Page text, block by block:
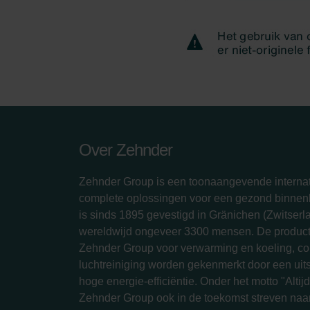
Over Zehnder
Zehnder Group is een toonaangevende
complete oplossingen voor een gezond
is sinds 1895 gevestigd in Gränichen
wereldwijd ongeveer 3300 mensen. De
Zehnder Group voor verwarming en koeling,
luchtreiniging worden gekenmerkt door een
hoge energie-efficiëntie. Onder het motto
Zehnder Group ook in de toekomst streven